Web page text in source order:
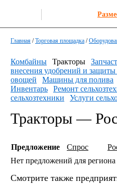
Главная /Торговая площадка /
Комбайны Тракторы
внесения удобрений и защиты
овощей
Машины для полива
Инвентарь
Ремонт
сельхозтехники
Услуги
Тракторы —
Предложение
Спрос
Нет предложений для региона
Смотрите также